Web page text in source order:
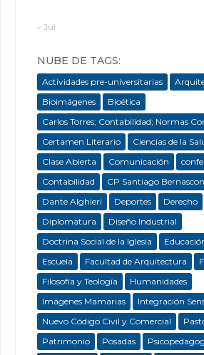
« Jul
NUBE DE TAGS:
Actividades pre-universitarias
Bioimágenes
Bioética
Carlos Torres; Contabilidad; Normas
Certamen Literario
Ciencias de la
Clase Abierta
Comunicación
Contabilidad
CP Santiago
Dante Alghieri
Deportes Derecho
Diplomatura
Diseño Industrial
Doctrina Social de la Iglesia
Escuela
Facultad de Arquitectura
Filosofía y Teología
Humanidades
Imágenes Mamarias
Integración
Nuevo Código Civil y Comercial
Patrimonio
Posadas